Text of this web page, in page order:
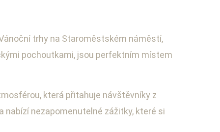
trhy na Staroměstském náměstí,
pochoutkami, jsou perfektním místem
která přitahuje návštěvníky z
nabízí nezapomenutelné zážitky, které si